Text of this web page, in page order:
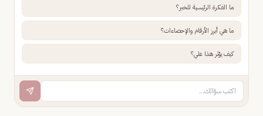
ما الفكرة الرئيسية للخبر؟
ما هي أبرز الأرقام والإحصاءات؟
كيف يؤثر هذا علي؟